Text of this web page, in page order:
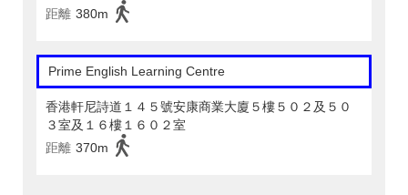
距離 380m
Prime English Learning Centre
香港軒尼詩道１４５號安康商業大廈５樓５０２及５０
３室及１６樓１６０２室
距離 370m